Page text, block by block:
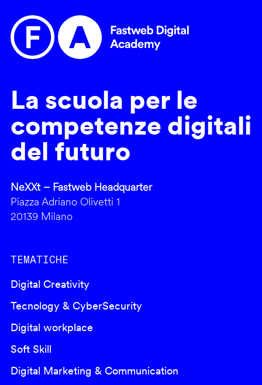
La scuola per le
competenze digitali
del futuro
NeXXt – Fastweb Headquarter
Piazza Adriano Olivetti 1
20139 Milano
TEMATICHE
Digital Creativity
Tecnology & CyberSecurity
Digital workplace
Soft Skill
Digital Marketing & Communication